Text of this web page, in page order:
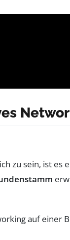
zu sein, ist es
auf